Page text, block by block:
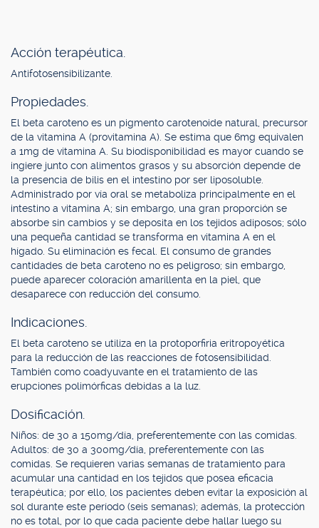
Acción terapéutica.
Antifotosensibilizante.
Propiedades.
El beta caroteno es un pigmento carotenoide natural, precursor
de la vitamina A (provitamina A). Se estima que 6mg equivalen
a 1mg de vitamina A. Su biodisponibilidad es mayor cuando se
ingiere junto con alimentos grasos y su absorción depende de
la presencia de bilis en el intestino por ser liposoluble.
Administrado por vía oral se metaboliza principalmente en el
intestino a vitamina A; sin embargo, una gran proporción se
absorbe sin cambios y se deposita en los tejidos adiposos; sólo
una pequeña cantidad se transforma en vitamina A en el
hígado. Su eliminación es fecal. El consumo de grandes
cantidades de beta caroteno no es peligroso; sin embargo,
puede aparecer coloración amarillenta en la piel, que
desaparece con reducción del consumo.
Indicaciones.
El beta caroteno se utiliza en la protoporfiria eritropoyética
para la reducción de las reacciones de fotosensibilidad.
También como coadyuvante en el tratamiento de las
erupciones polimórficas debidas a la luz.
Dosificación.
Niños: de 30 a 150mg/día, preferentemente con las comidas.
Adultos: de 30 a 300mg/día, preferentemente con las
comidas. Se requieren varias semanas de tratamiento para
acumular una cantidad en los tejidos que posea eficacia
terapéutica; por ello, los pacientes deben evitar la exposición al
sol durante este período (seis semanas); además, la protección
no es total, por lo que cada paciente debe hallar luego su